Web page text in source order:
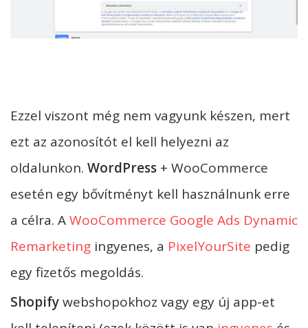
Ezzel viszont még nem vagyunk készen, mert
ezt az azonosítót el kell helyezni az
oldalunkon. WordPress + WooCommerce
esetén egy bővítményt kell használnunk erre
a célra. AWooCommerce Google Ads Dynamic
Remarketing ingyenes, a PixelYourSite pedig
egy fizetős megoldás.
Shopifywebshopokhoz vagy egy új app-et